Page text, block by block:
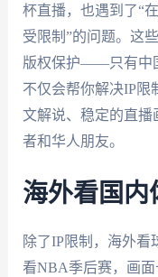
杯直播，也遇到了“
受限制”的问题。这
版权保护——只有中
不仅会帮你解决IP限
文解说、稳定的直播
者和华人朋友。
海外看国内
除了IP限制，海外看
看NBA季后赛，画